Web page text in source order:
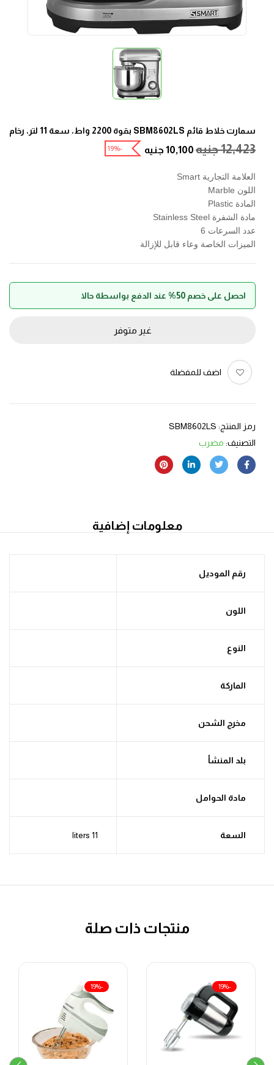
سمارت خلاط قائم SBM8602LS بقوة 2200 واط، سعة 11 لتر، رخام
12,423جنيه 10,100 جنيه -19%
العلامة التجارية Smart
اللون Marble
المادة Plastic
مادة الشفرة Stainless Steel
عدد السرعات 6
الميزات الخاصة وعاء قابل للإزالة
احصل على خصم 50% عند الدفع بواسطة حالا
غير متوفر
اضف للمفضلة
رمز المنتج: SBM8602LS
التصنيف: مضرب
معلومات إضافية
رقم الموديل
اللون
النوع
الماركة
مخرج الشحن
بلد المنشأ
مادة الحوامل
السعة 11 liters
منتجات ذات صلة
-19%
-19%